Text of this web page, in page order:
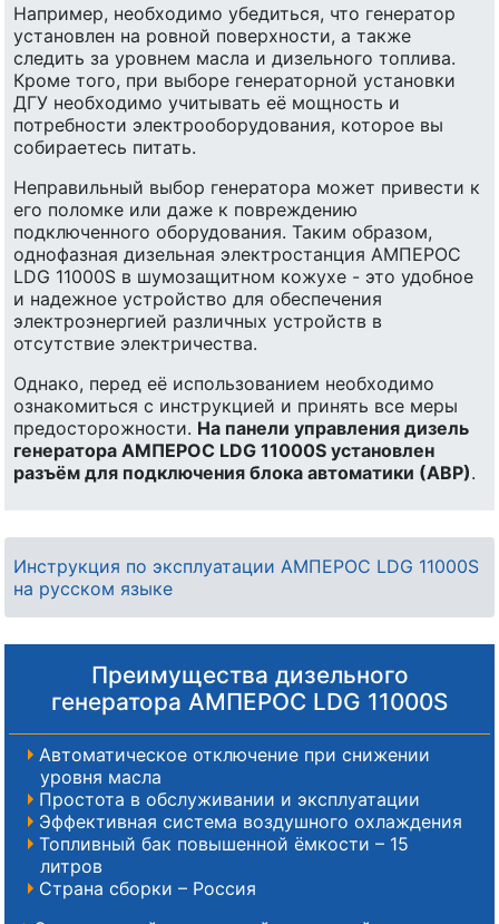
Например, необходимо убедиться, что генератор
установлен на ровной поверхности, а также
следить за уровнем масла и дизельного топлива.
Кроме того, при выборе генераторной установки
ДГУ необходимо учитывать её мощность и
потребности электрооборудования, которое вы
собираетесь питать.
Неправильный выбор генератора может привести к
его поломке или даже к повреждению
подключенного оборудования. Таким образом,
однофазная дизельная электростанция АМПЕРОС
LDG 11000S в шумозащитном кожухе - это удобное
и надежное устройство для обеспечения
электроэнергией различных устройств в
отсутствие электричества.
Однако, перед её использованием необходимо
ознакомиться с инструкцией и принять все меры
предосторожности. На панели управления дизель
генератора АМПЕРОС LDG 11000S установлен
разъём для подключения блока автоматики (АВР).
Инструкция по эксплуатации АМПЕРОС LDG 11000S
на русском языке
Преимущества дизельного
генератора АМПЕРОС LDG 11000S
Автоматическое отключение при снижении
уровня масла
Простота в обслуживании и эксплуатации
Эффективная система воздушного охлаждения
Топливный бак повышенной ёмкости – 15
литров
Страна сборки – Россия